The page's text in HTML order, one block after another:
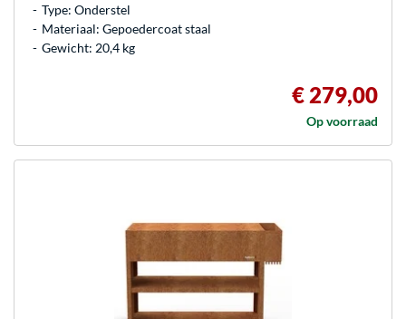
Type: Onderstel
Materiaal: Gepoedercoat staal
Gewicht: 20,4 kg
€ 279,00
Op voorraad